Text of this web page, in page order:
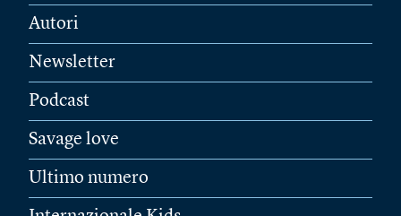
Autori
Newsletter
Podcast
Savage love
Ultimo numero